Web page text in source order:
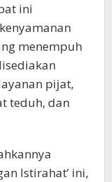
ini
menempuh
pijat,
teduh, dan
Istirahat’ ini,